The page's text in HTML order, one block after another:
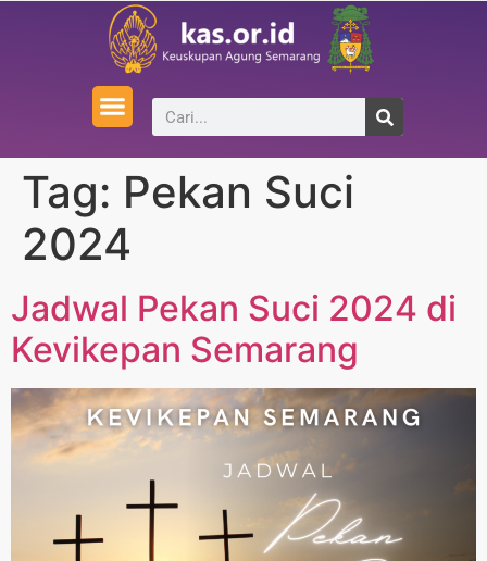
Tag: Pekan Suci
2024
Jadwal Pekan Suci 2024 di
Kevikepan Semarang